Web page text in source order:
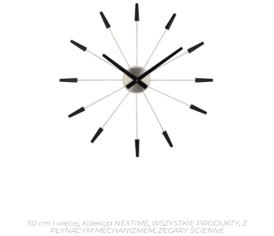
50 cm i więcej, Kolekcja NEXTIME, WSZYSTKIE PRODUKTY, Z
PŁYNĄCYM MECHANIZMEM, ZEGARY ŚCIENNE